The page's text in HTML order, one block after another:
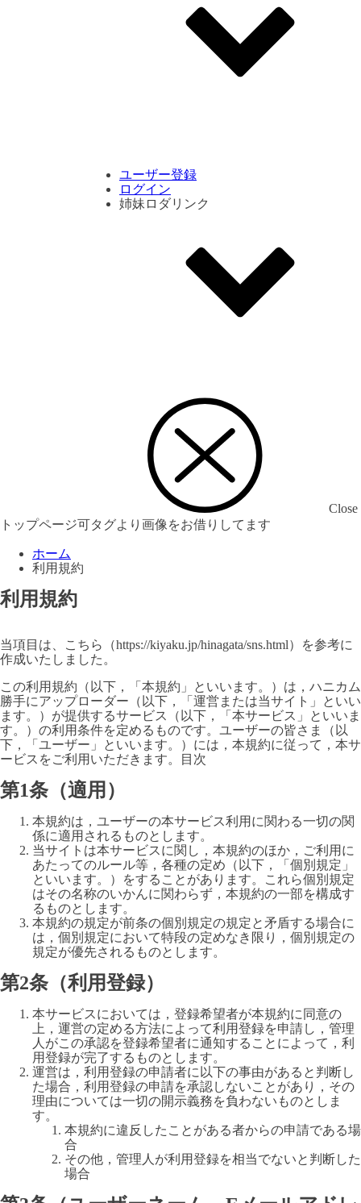
ユーザー登録
ログイン
姉妹ロダリンク
Close
トップページ可タグより画像をお借りしてます
ホーム
利用規約
利用規約
当項目は、こちら（https://kiyaku.jp/hinagata/sns.html）を参考に
作成いたしました。
この利用規約（以下，「本規約」といいます。）は，ハニカム
勝手にアップローダー（以下，「運営または当サイト」といい
ます。）が提供するサービス（以下，「本サービス」といいま
す。）の利用条件を定めるものです。ユーザーの皆さま（以
下，「ユーザー」といいます。）には，本規約に従って，本サ
ービスをご利用いただきます。目次
第1条（適用）
本規約は，ユーザーの本サービス利用に関わる一切の関
係に適用されるものとします。
当サイトは本サービスに関し，本規約のほか，ご利用に
あたってのルール等，各種の定め（以下，「個別規定」
といいます。）をすることがあります。これら個別規定
はその名称のいかんに関わらず，本規約の一部を構成す
るものとします。
本規約の規定が前条の個別規定の規定と矛盾する場合に
は，個別規定において特段の定めなき限り，個別規定の
規定が優先されるものとします。
第2条（利用登録）
本サービスにおいては，登録希望者が本規約に同意の
上，運営の定める方法によって利用登録を申請し，管理
人がこの承認を登録希望者に通知することによって，利
用登録が完了するものとします。
運営は，利用登録の申請者に以下の事由があると判断し
た場合，利用登録の申請を承認しないことがあり，その
理由については一切の開示義務を負わないものとしま
す。
本規約に違反したことがある者からの申請である場
合
その他，管理人が利用登録を相当でないと判断した
場合